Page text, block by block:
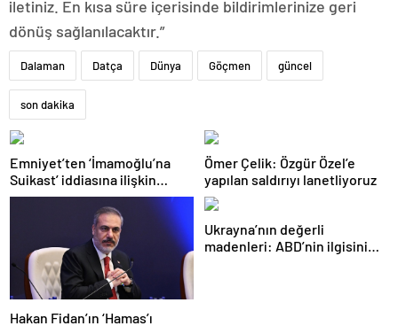
iletiniz. En kısa süre içerisinde bildirimlerinize geri
dönüş sağlanılacaktır.”
Dalaman Datça Dünya Göçmen güncel
son dakika
Emniyet’ten ‘İmamoğlu’na
Suikast’ iddiasına ilişkin
açıklama
Ömer Çelik: Özgür Özel’e
yapılan saldırıyı lanetliyoruz
Hakan Fidan’ın ‘Hamas’ı
Ukrayna’nın değerli
madenleri: ABD’nin ilgisini